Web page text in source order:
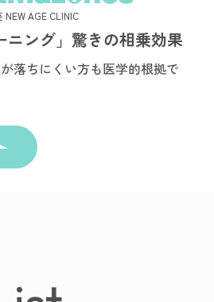
AGE CLINIC
ニング」驚きの相乗効果
落ちにくい方も医学的根拠で